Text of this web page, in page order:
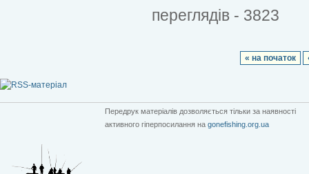
переглядів - 3823
« на початок
Передрук матеріалів дозволяється тільки за наявності
активного гіперпосилання на gonefishing.org.ua